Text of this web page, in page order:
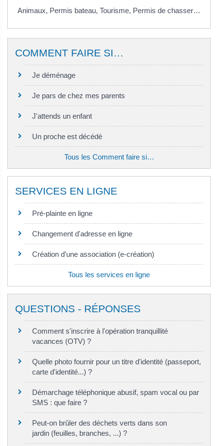
Animaux, Permis bateau, Tourisme, Permis de chasser…
COMMENT FAIRE SI…
Je déménage
Je pars de chez mes parents
J'attends un enfant
Un proche est décédé
Tous les Comment faire si…
SERVICES EN LIGNE
Pré-plainte en ligne
Changement d'adresse en ligne
Création d'une association (e-création)
Tous les services en ligne
QUESTIONS - RÉPONSES
Comment s'inscrire à l'opération tranquillité
vacances (OTV) ?
Quelle photo fournir pour un titre d'identité (passeport,
carte d'identité...) ?
Démarchage téléphonique abusif, spam vocal ou par
SMS : que faire ?
Peut-on brûler des déchets verts dans son
jardin (feuilles, branches, ...) ?